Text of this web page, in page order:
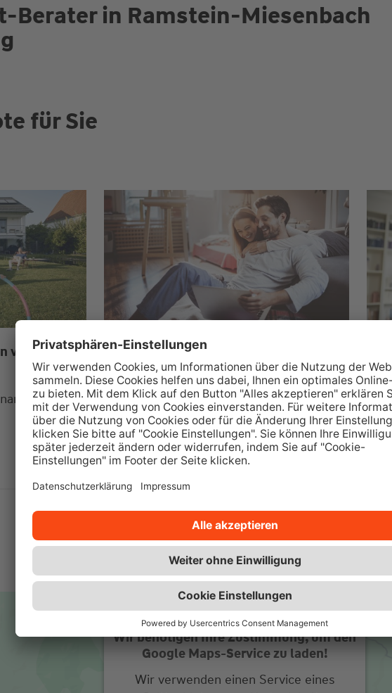
Berater in Ramstein-Miesenbach
für Sie
vier
Wüstenrot Wohnwelt
Über 350.000 Immobilienangebote
sowie interessante Ratgeber und
Beiträge.
Zur Wüstenrot Wohnwelt
Wir benötigen Ihre Zustimmung, um den
Google Maps-Service zu laden!
Wir verwenden einen Service eines